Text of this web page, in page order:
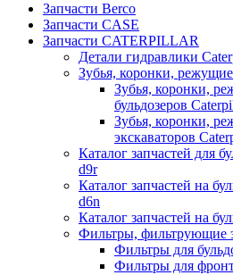
Запчасти Berco
Запчасти CASE
Запчасти CATERPILLAR
Детали гидравлики
Зубья, коронки,
Зубья, коронки,
бульдозеров
Зубья, коронки,
экскаваторов
Каталог запчастей для
d9r
Каталог запчастей на
d6n
Каталог запчастей на
Фильтры, фильтрующие
Фильтры для
Фильтры для